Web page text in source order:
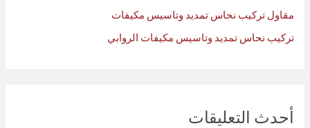
مقاول تركيب نحاس تمديد وتاسيس مكيفات
تركيب نحاس تمديد وتاسيس مكيفات الروابي
أحدث التعليقات